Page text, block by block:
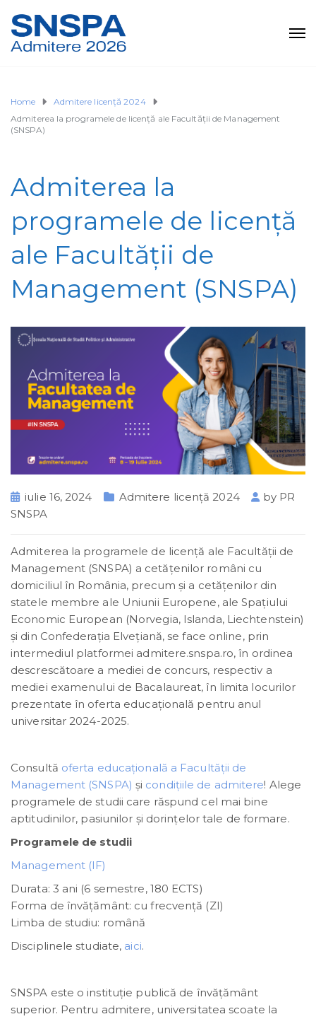
Home
Admitere licență 2024
Admiterea la programele de licență ale Facultății de Management
(SNSPA)
Admiterea la
programele de licență
ale Facultății de
Management (SNSPA)
iulie 16, 2024 Admitere licență 2024 by PR
SNSPA
Admiterea la programele de licență ale Facultății de
Management (SNSPA) a cetățenilor români cu
domiciliul în România, precum și a cetăţenilor din
statele membre ale Uniunii Europene, ale Spaţiului
Economic European (Norvegia, Islanda, Liechtenstein)
şi din Confederaţia Elveţiană, se face online, prin
intermediul platformei admitere.snspa.ro, în ordinea
descrescătoare a mediei de concurs, respectiv a
mediei examenului de Bacalaureat, în limita locurilor
prezentate în oferta educațională pentru anul
universitar 2024-2025.
Consultă oferta educațională a Facultății de
Management (SNSPA) și condiţiile de admitere! Alege
programele de studii care răspund cel mai bine
aptitudinilor, pasiunilor și dorințelor tale de formare.
Programele de studii
Management (IF)
Durata: 3 ani (6 semestre, 180 ECTS)
Forma de învățământ: cu frecvenţă (ZI)
Limba de studiu: română
Disciplinele studiate, aici.
SNSPA este o instituţie publică de învăţământ
superior. Pentru admitere, universitatea scoate la